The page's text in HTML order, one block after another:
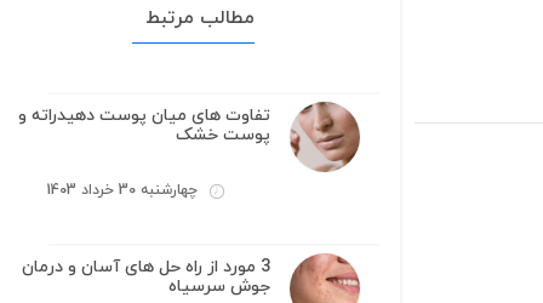
مطالب مرتبط
تفاوت های میان پوست دهیدراته و
پوست خشک
چهارشنبه 30 خرداد 1403
3 مورد از راه حل های آسان و درمان
جوش سرسیاه